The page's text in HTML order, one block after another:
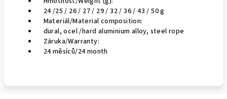
24 /25 / 26 / 27 / 29 / 32 / 36 / 43 / 50 g
Materiál/Material composition:
dural, ocel /hard aluminium alloy, steel rope
Záruka/Warranty:
24 měsíců/24 month